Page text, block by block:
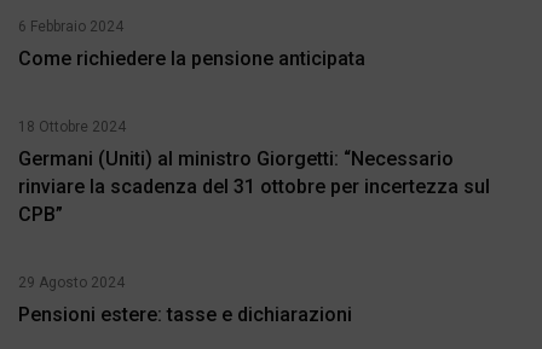
6 Febbraio 2024
Come richiedere la pensione anticipata
18 Ottobre 2024
Germani (Uniti) al ministro Giorgetti: “Necessario
rinviare la scadenza del 31 ottobre per incertezza sul
CPB”
29 Agosto 2024
Pensioni estere: tasse e dichiarazioni